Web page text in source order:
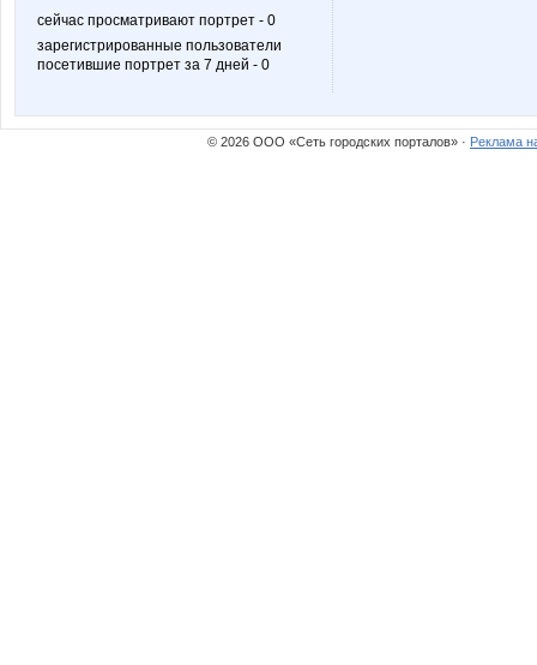
сейчас просматривают портрет - 0
зарегистрированные пользователи
посетившие портрет за 7 дней - 0
© 2026 ООО «Сеть городских порталов» · Реклама